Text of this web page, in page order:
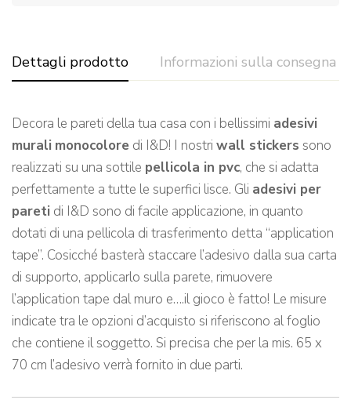
Dettagli prodotto Informazioni sulla consegna
Decora le pareti della tua casa con i bellissimi adesivi
murali monocolore di I&D! I nostri wall stickers sono
realizzati su una sottile pellicola in pvc, che si adatta
perfettamente a tutte le superfici lisce. Gli adesivi per
pareti di I&D sono di facile applicazione, in quanto
dotati di una pellicola di trasferimento detta “application
tape”. Cosicché basterà staccare l’adesivo dalla sua carta
di supporto, applicarlo sulla parete, rimuovere
l’application tape dal muro e….il gioco è fatto! Le misure
indicate tra le opzioni d’acquisto si riferiscono al foglio
che contiene il soggetto. Si precisa che per la mis. 65 x
70 cm l’adesivo verrà fornito in due parti.